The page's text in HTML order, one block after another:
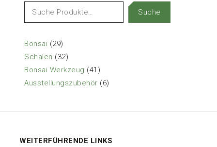
Suche
Bonsai 2929
Produkte
Schalen 3232
Produkte
Bonsai Werkzeug 41 41
Produkte
Ausstellungszubehör 66
WEITERFÜHRENDE LINKS